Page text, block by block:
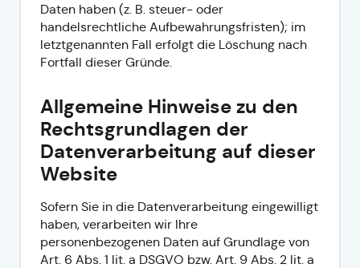
Daten haben (z. B. steuer- oder
handelsrechtliche Aufbewahrungsfristen); im
letztgenannten Fall erfolgt die Löschung nach
Fortfall dieser Gründe.
Allgemeine Hinweise zu den
Rechtsgrundlagen der
Datenverarbeitung auf dieser
Website
Sofern Sie in die Datenverarbeitung eingewilligt
haben, verarbeiten wir Ihre
personenbezogenen Daten auf Grundlage von
Art. 6 Abs. 1 lit. a DSGVO bzw. Art. 9 Abs. 2 lit. a